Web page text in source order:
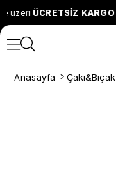
üzeri ÜCRETSİZ KARGO
Anasayfa Çakı&Bıçak